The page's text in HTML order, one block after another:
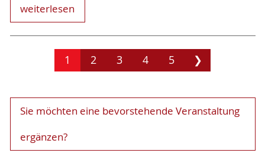
weiterlesen
1 2 3 4 5 ❯
Sie möchten eine bevorstehende Veranstaltung
ergänzen?